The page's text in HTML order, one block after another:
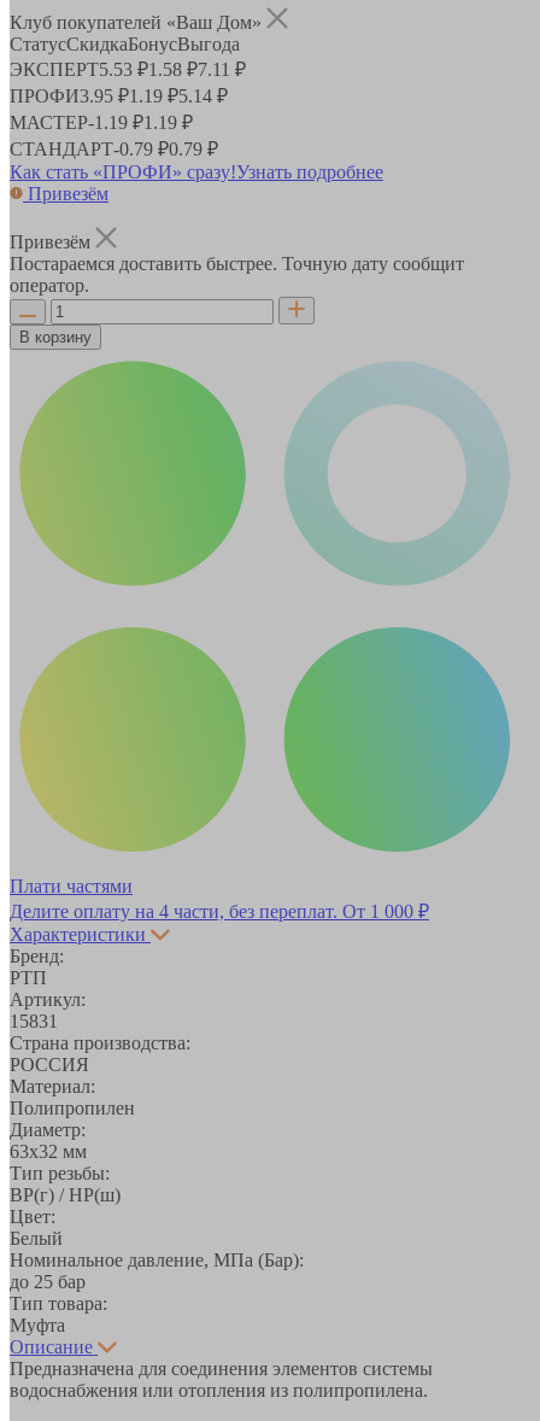
Клуб покупателей «Ваш Дом»
СтатусСкидкаБонусВыгода
ЭКСПЕРТ5.53 ₽1.58 ₽7.11 ₽
ПРОФИ3.95 ₽1.19 ₽5.14 ₽
МАСТЕР-1.19 ₽1.19 ₽
СТАНДАРТ-0.79 ₽0.79 ₽
Как стать «ПРОФИ» сразу!Узнать подробнее
Привезём
Привезём
Постараемся доставить быстрее. Точную дату сообщит
оператор.
В корзину
Плати частями
Делите оплату на 4 части, без переплат. От 1 000 ₽
Характеристики
Бренд:
РТП
Артикул:
15831
Страна производства:
РОССИЯ
Материал:
Полипропилен
Диаметр:
63х32 мм
Тип резьбы:
ВР(г) / НР(ш)
Цвет:
Белый
Номинальное давление, МПа (Бар):
до 25 бар
Тип товара:
Муфта
Описание
Предназначена для соединения элементов системы
водоснабжения или отопления из полипропилена.